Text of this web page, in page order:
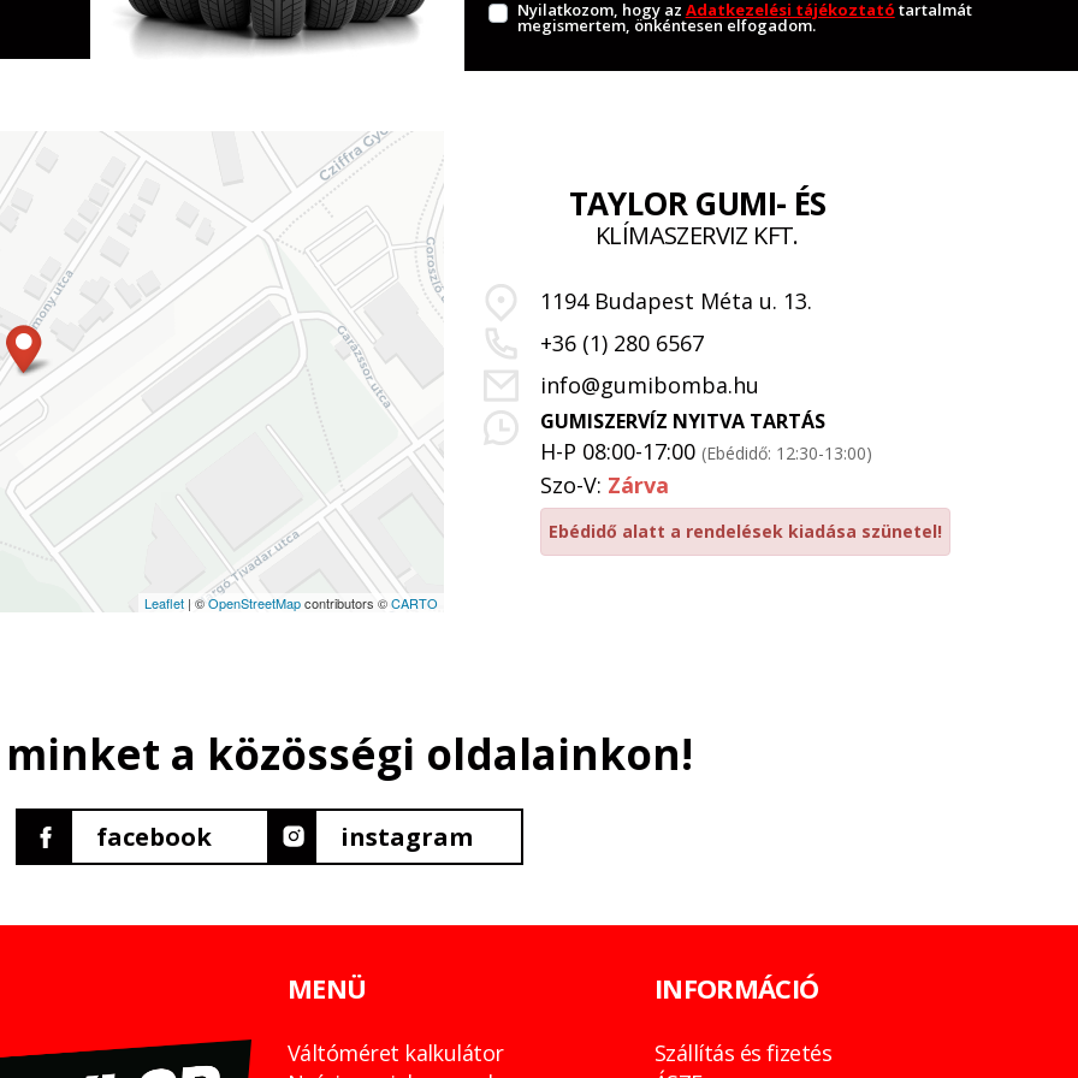
Nyilatkozom, hogy az Adatkezelési tájékoztató tartalmát
megismertem, önkéntesen elfogadom.
Leaflet | ©OpenStreetMapcontributors ©CARTO
TAYLOR GUMI- ÉS
KLÍMASZERVIZ KFT.
1194 Budapest Méta u. 13.
+36 (1) 280 6567
info@gumibomba.hu
GUMISZERVÍZ NYITVA TARTÁS
H-P 08:00-17:00 (Ebédidő: 12:30-13:00)
Szo-V: Zárva
Ebédidő alatt a rendelések kiadása szünetel!
minket a közösségi oldalainkon!
facebook instagram
MENÜ
Váltóméret kalkulátor
INFORMÁCIÓ
Szállítás és fizetés